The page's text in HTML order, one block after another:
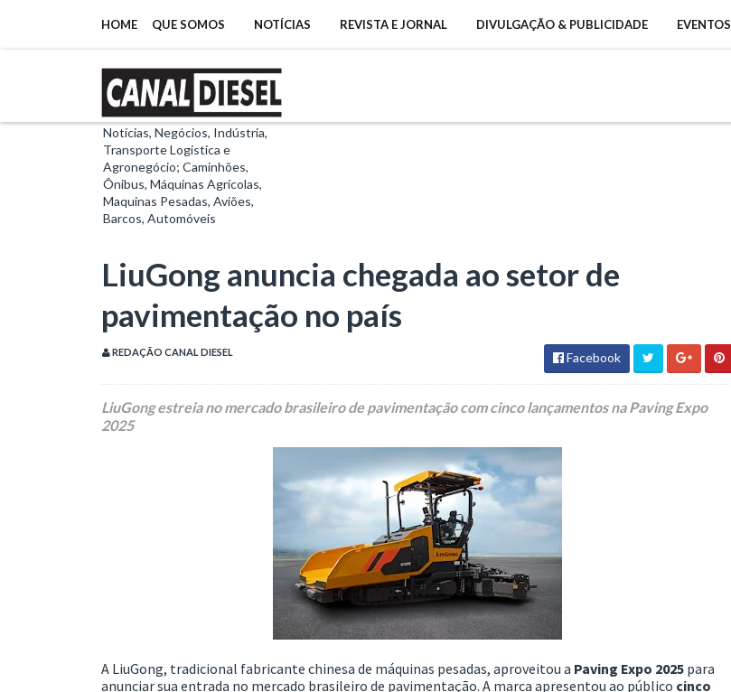
HOME QUE SOMOS NOTÍCIAS REVISTA E JORNAL DIVULGAÇÃO & PUBLICIDADE EVENTOS
Notícias, Negócios, Indústria,
Transporte Logística e
Agronegócio; Caminhões,
Ônibus, Máquinas Agrícolas,
Maquinas Pesadas, Aviões,
Barcos, Automóveis
LiuGong anuncia chegada ao setor de
pavimentação no país
REDAÇÃO CANAL DIESEL Facebook
LiuGong estreia no mercado brasileiro de pavimentação com cinco lançamentos na Paving Expo
2025
A LiuGong, tradicional fabricante chinesa de máquinas pesadas, aproveitou a Paving Expo 2025 para
anunciar sua entrada no mercado brasileiro de pavimentação. A marca apresentou ao público cinco